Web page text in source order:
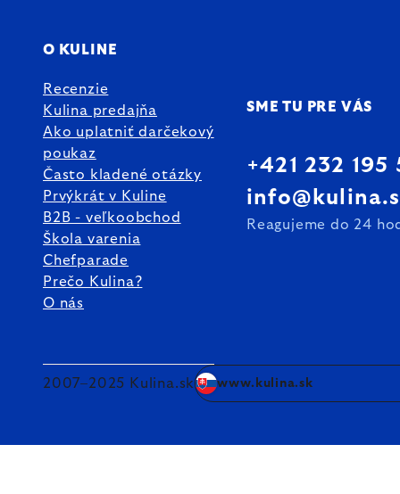
O KULINE
Recenzie
Kulina predajňa
Ako uplatniť darčekový
poukaz
Často kladené otázky
Prvýkrát v Kuline
B2B - veľkoobchod
Škola varenia
Chefparade
Prečo Kulina?
O nás
SME TU PRE VÁS
+421 232 195
Reagujeme do 24
2007–2025 Kulina.sk www.kulina.sk